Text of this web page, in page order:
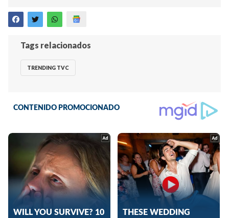
Tags relacionados
TRENDING TVC